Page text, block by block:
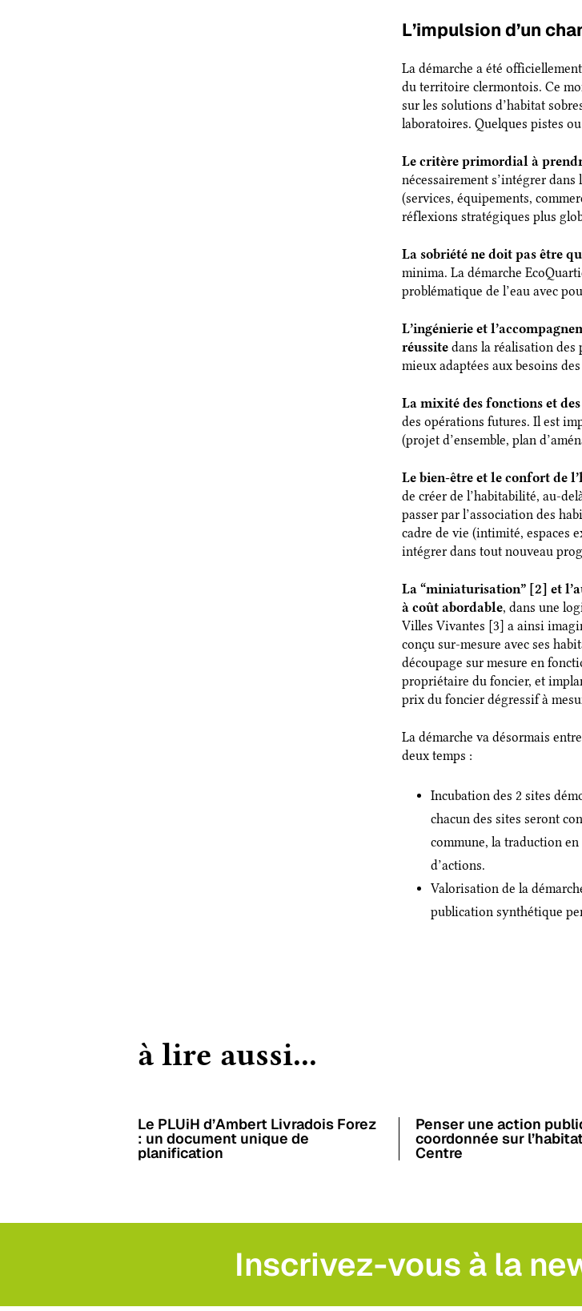
L’impulsion d’un
La démarche a été
du territoire clermontois. Ce
sur les solutions d’habitat
laboratoires. Quelques pistes
Le critère primordial à
nécessairement s’intégrer
(services, équipements,
réflexions stratégiques plus
La sobriété ne doit pas être
minima. La démarche
problématique de l’eau avec
L’ingénierie et
réussite dans la réalisation des
mieux adaptées aux besoins
La mixité des fonctions et
des opérations futures. Il est
(projet d’ensemble, plan
Le bien-être et le confort de
de créer de l’habitabilité, au-
passer par l’association des
cadre de vie (intimité, espaces
intégrer dans tout nouveau
La “miniaturisation” [2] et
à coût abordable, dans une
Villes Vivantes [3] a ainsi
conçu sur-mesure avec ses
découpage sur mesure en
propriétaire du foncier, et
prix du foncier dégressif à
La démarche va désormais
deux temps :
Incubation des 2 sites
chacun des sites seront
commune, la traduction
d’actions.
Valorisation de la
publication synthétique
à lire aussi...
Le PLUiH d’Ambert Livradois Forez
: un document unique de
planification
Penser une action
coordonnée sur
Centre
Inscrivez-vous à la